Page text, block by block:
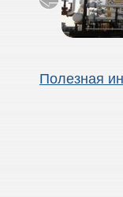
Полезная